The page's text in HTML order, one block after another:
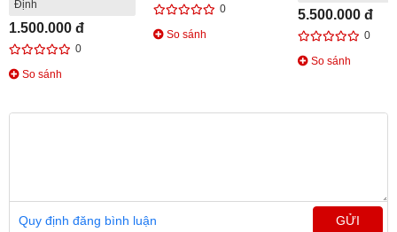
Định
1.500.000 đ
0
So sánh
0
So sánh
5.500.000 đ
0
So sánh
Quy định đăng bình luận GỬI